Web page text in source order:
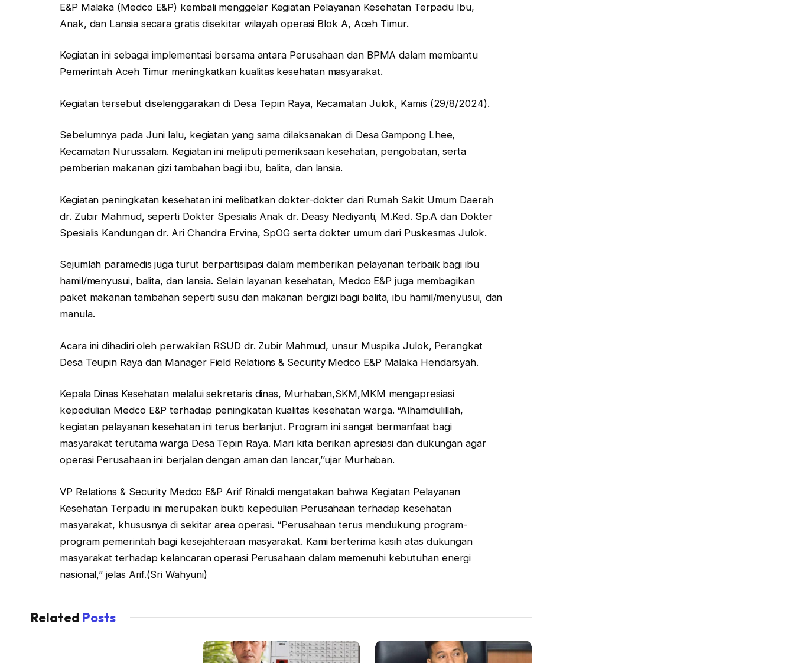
E&P Malaka (Medco E&P) kembali menggelar Kegiatan Pelayanan Kesehatan Terpadu Ibu,
Anak, dan Lansia secara gratis disekitar wilayah operasi Blok A, Aceh Timur.
Kegiatan ini sebagai implementasi bersama antara Perusahaan dan BPMA dalam membantu
Pemerintah Aceh Timur meningkatkan kualitas kesehatan masyarakat.
Kegiatan tersebut diselenggarakan di Desa Tepin Raya, Kecamatan Julok, Kamis (29/8/2024).
Sebelumnya pada Juni lalu, kegiatan yang sama dilaksanakan di Desa Gampong Lhee,
Kecamatan Nurussalam. Kegiatan ini meliputi pemeriksaan kesehatan, pengobatan, serta
pemberian makanan gizi tambahan bagi ibu, balita, dan lansia.
Kegiatan peningkatan kesehatan ini melibatkan dokter-dokter dari Rumah Sakit Umum Daerah
dr. Zubir Mahmud, seperti Dokter Spesialis Anak dr. Deasy Nediyanti, M.Ked. Sp.A dan Dokter
Spesialis Kandungan dr. Ari Chandra Ervina, SpOG serta dokter umum dari Puskesmas Julok.
Sejumlah paramedis juga turut berpartisipasi dalam memberikan pelayanan terbaik bagi ibu
hamil/menyusui, balita, dan lansia. Selain layanan kesehatan, Medco E&P juga membagikan
paket makanan tambahan seperti susu dan makanan bergizi bagi balita, ibu hamil/menyusui, dan
manula.
Acara ini dihadiri oleh perwakilan RSUD dr. Zubir Mahmud, unsur Muspika Julok, Perangkat
Desa Teupin Raya dan Manager Field Relations & Security Medco E&P Malaka Hendarsyah.
Kepala Dinas Kesehatan melalui sekretaris dinas, Murhaban,SKM,MKM mengapresiasi
kepedulian Medco E&P terhadap peningkatan kualitas kesehatan warga. “Alhamdulillah,
kegiatan pelayanan kesehatan ini terus berlanjut. Program ini sangat bermanfaat bagi
masyarakat terutama warga Desa Tepin Raya. Mari kita berikan apresiasi dan dukungan agar
operasi Perusahaan ini berjalan dengan aman dan lancar,’’ujar Murhaban.
VP Relations & Security Medco E&P Arif Rinaldi mengatakan bahwa Kegiatan Pelayanan
Kesehatan Terpadu ini merupakan bukti kepedulian Perusahaan terhadap kesehatan
masyarakat, khususnya di sekitar area operasi. “Perusahaan terus mendukung program-
program pemerintah bagi kesejahteraan masyarakat. Kami berterima kasih atas dukungan
masyarakat terhadap kelancaran operasi Perusahaan dalam memenuhi kebutuhan energi
nasional,” jelas Arif.(Sri Wahyuni)
Related Posts